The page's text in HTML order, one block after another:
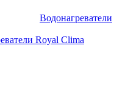
Водонагреватели
Royal Clima